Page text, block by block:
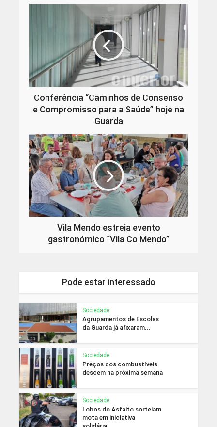
Conferência “Caminhos de Consenso
e Compromisso para a Saúde” hoje na
Guarda
Vila Mendo estreia evento
gastronómico “Vila Co Mendo”
Pode estar interessado
Sociedade
Agrupamentos de Escolas
da Guarda já afixaram...
Sociedade
Preços dos combustíveis
descem na próxima semana
Sociedade
Lobos do Asfalto sorteiam
mota em iniciativa